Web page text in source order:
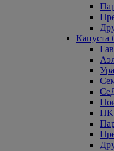
Капуста